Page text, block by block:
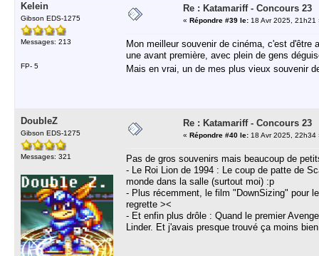
Kelein
Gibson EDS-1275
Messages: 213
FP- 5
Re : Katamariff - Concours 23
« Répondre #39 le: 18 Avr 2025, 21h21
Mon meilleur souvenir de cinéma, c'est d'être
une avant première, avec plein de gens
Mais en vrai, un de mes plus vieux souvenir
DoubleZ
Gibson EDS-1275
Messages: 321
Re : Katamariff - Concours 23
« Répondre #40 le: 18 Avr 2025, 22h34
Pas de gros souvenirs mais beaucoup de
- Le Roi Lion de 1994 : Le coup de patte de
monde dans la salle (surtout moi) :p
- Plus récemment, le film "DownSizing" pour
regrette ><
- Et enfin plus drôle : Quand le premier
Linder. Et j'avais presque trouvé ça moins